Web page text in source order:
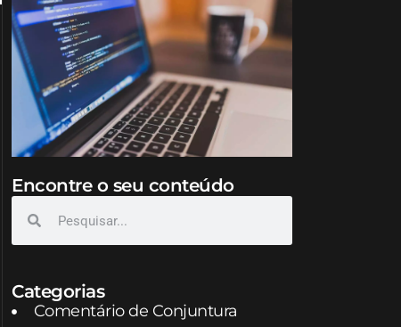
Encontre o seu conteúdo
Categorias
Comentário de Conjuntura